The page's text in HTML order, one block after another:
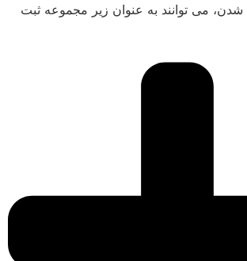
می توانند به عنوان زیر مجموعه ثبت